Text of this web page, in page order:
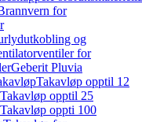
for
og
for
Geberit Pluvia
Takavløp opptil 12
Takavløp opptil 25
Takavløp oppti 100